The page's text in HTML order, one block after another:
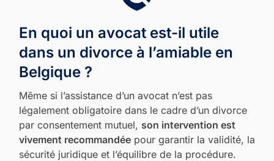
En quoi un avocat est-il utile
dans un divorce à l’amiable en
Belgique ?
Même si l’assistance d’un avocat n’est pas
légalement obligatoire dans le cadre d’un divorce
par consentement mutuel, son intervention est
vivement recommandée pour garantir la validité, la
sécurité juridique et l’équilibre de la procédure.